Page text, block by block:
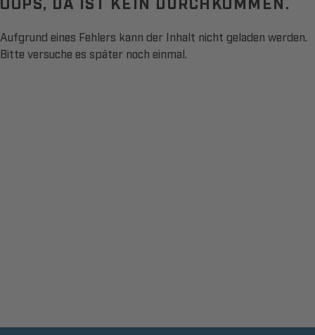
Aufgrund eines Fehlers kann der Inhalt nicht geladen werden.
Bitte versuche es später noch einmal.